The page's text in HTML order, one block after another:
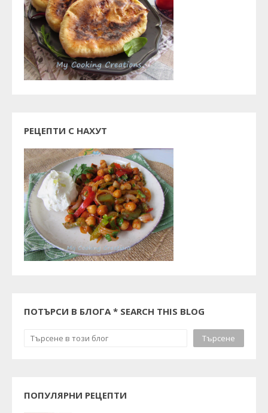
РЕЦЕПТИ С НАХУТ
ПОТЪРСИ В БЛОГА * SEARCH THIS BLOG
ПОПУЛЯРНИ РЕЦЕПТИ